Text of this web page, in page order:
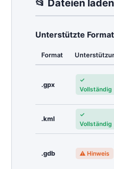
📂 Dateien laden
Unterstützte
Format
.gpx
✓
Vollständig
.kml
✓
Vollständig
.gdb ⚠ Hinweis